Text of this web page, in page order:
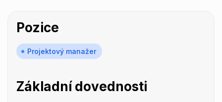
Pozice
Projektový manažer
Základní dovednosti